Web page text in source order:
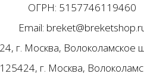
ОГРН: 5157746119460
Email:
г. Москва, Волоколамское
г. Москва,